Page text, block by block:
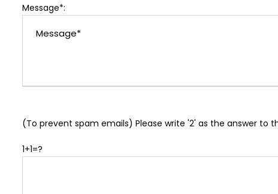
Message*:
(To prevent spam emails) Please write '2' as the answer to
1+1=?